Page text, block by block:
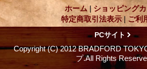
ホーム | ショッピング
特定商取引法表示 | ご利
PCサイト
Copyright (C) 2012 BRADFORD
プ.All Rights